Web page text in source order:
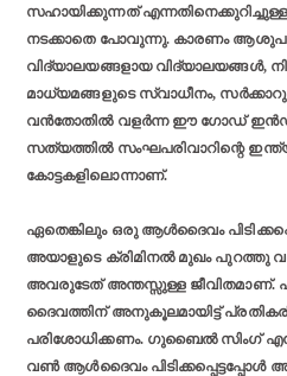
സഹായിക്കുന്നത്
നടക്കാതെ പോവുന്നു. കാരണം
വിദ്യാലയങ്ങളായ വിദ്യാലയങ്ങള്‍,
മാധ്യമങ്ങളുടെ സ്വാധീനം,
വന്‍തോതില്‍ വളര്‍ന്ന ഈ ഗോഡ്
സത്യത്തില്‍ സംഘപരിവാറിന്റെ
കോട്ടകളിലൊന്നാണ്.
ഏതെങ്കിലും ഒരു ആള്‍ദൈവം
അയാളുടെ ക്രിമിനല്‍ മുഖം പുറത്തു
അവരുടേത് അന്തസ്സുള്ള ജീവിതമാണ്.
ദൈവത്തിന് അനുകൂലമായിട്ട്
പരിശോധിക്കണം. ഗുബൈല്‍ സിംഗ്
വണ്‍ ആള്‍ദൈവം പിടിക്കപ്പെട്ടപ്പോള്‍